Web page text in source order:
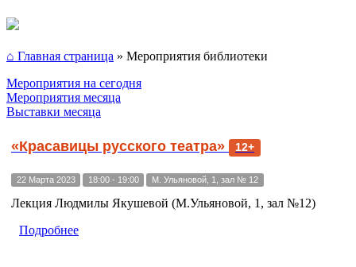
⌂ Главная страница » Мероприятия библиотеки
Мероприятия на сегодня
Мероприятия месяца
Выставки месяца
«Красавицы русского театра» 12+
22 Марта 2023 18:00 - 19:00 М. Ульяновой, 1, зал № 12
Лекция Людмилы Якушевой (М.Ульяновой, 1, зал №12)
Подробнее